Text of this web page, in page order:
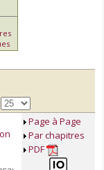
Page à Page
Par chapitres
PDF